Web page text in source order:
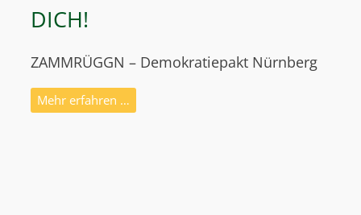
DICH!
ZAMMRÜGGN – Demokratiepakt Nürnberg
Mehr erfahren …